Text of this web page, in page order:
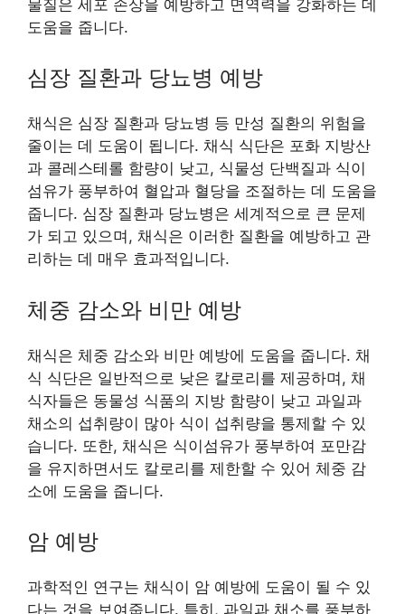
물질은 세포 손상을 예방하고 면역력을 강화하는 데
도움을 줍니다.
심장 질환과 당뇨병 예방
채식은 심장 질환과 당뇨병 등 만성 질환의 위험을
줄이는 데 도움이 됩니다. 채식 식단은 포화 지방산
과 콜레스테롤 함량이 낮고, 식물성 단백질과 식이
섬유가 풍부하여 혈압과 혈당을 조절하는 데 도움을
줍니다. 심장 질환과 당뇨병은 세계적으로 큰 문제
가 되고 있으며, 채식은 이러한 질환을 예방하고 관
리하는 데 매우 효과적입니다.
체중 감소와 비만 예방
채식은 체중 감소와 비만 예방에 도움을 줍니다. 채
식 식단은 일반적으로 낮은 칼로리를 제공하며, 채
식자들은 동물성 식품의 지방 함량이 낮고 과일과
채소의 섭취량이 많아 식이 섭취량을 통제할 수 있
습니다. 또한, 채식은 식이섬유가 풍부하여 포만감
을 유지하면서도 칼로리를 제한할 수 있어 체중 감
소에 도움을 줍니다.
암 예방
과학적인 연구는 채식이 암 예방에 도움이 될 수 있
다는 것을 보여줍니다. 특히, 과일과 채소를 풍부하